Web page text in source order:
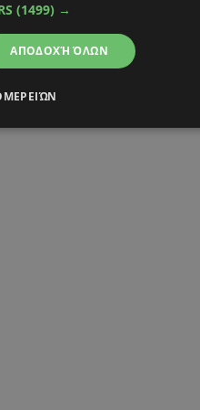
(1499) →
ΑΠΟΔΟΧΉ ΌΛΩΝ